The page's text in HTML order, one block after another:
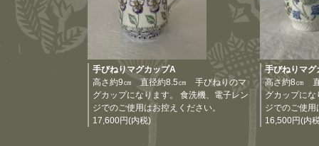
手びねりマグカップA
高さ約9㎝ 直径約8.5㎝ 手びねりのマ
グカップになります。 食洗機、電子レン
ジでのご使用はお控えください。
17,600円(内税)
手びねりマグ
高さ約8㎝
グカップに
ジでのご使
16,500円(内